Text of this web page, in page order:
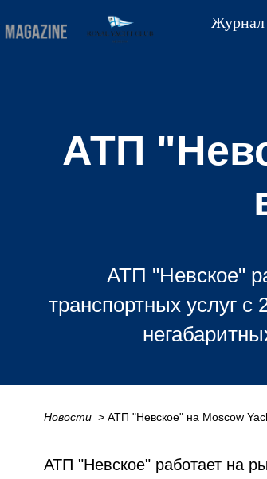
Журнал
АТП
АТП "Невское"
транспортных услуг с
Новости > АТП "Невское" на Moscow
АТП "Невское" работает на